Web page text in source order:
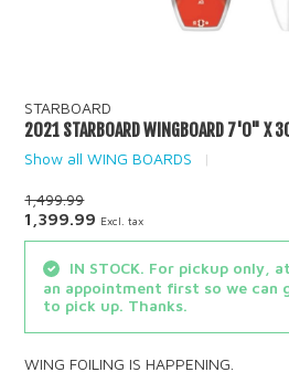
STARBOARD
2021 STARBOARD WINGBOARD 7'0" X
Show all WING BOARDS
1,499.99
1,399.99 Excl. tax
IN STOCK. For pickup only,
an appointment first so we can
to pick up. Thanks.
WING FOILING IS HAPPENING.